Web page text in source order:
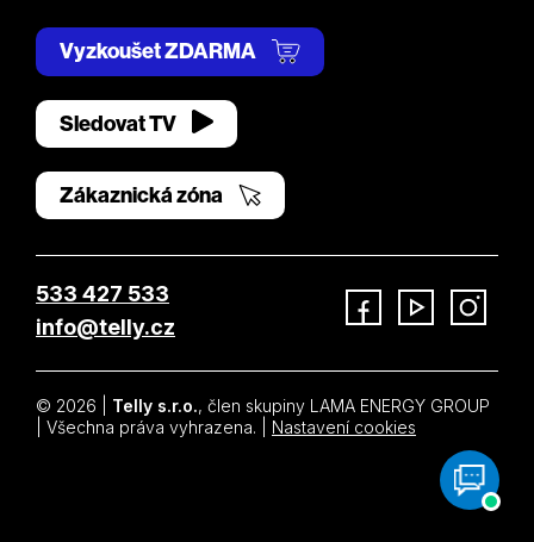
Vyzkoušet ZDARMA
Sledovat TV
Zákaznická zóna
533 427 533
info@telly.cz
© 2026 | Telly s.r.o., člen skupiny LAMA ENERGY GROUP
| Všechna práva vyhrazena. |
Nastavení cookies